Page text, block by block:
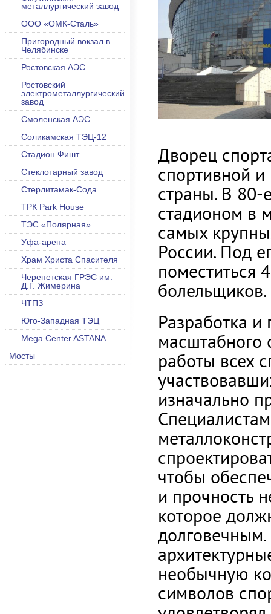
металлургический завод
ООО «ОМК-Сталь»
Пригородный вокзал в
Челябинске
Ростовская АЭС
Ростовский
электрометаллургический
завод
Смоленская АЭС
Соликамская ТЭЦ-12
Стадион Фишт
Стеклотарный завод
Стерлитамак-Сода
ТРК Park House
ТЭС «Полярная»
Уфа-арена
Храм Христа Спасителя
Черепетская ГРЭС им.
Д.Г. Жимерина
ЧТПЗ
Юго-Западная ТЭЦ
Mega Center ASTANA
Мосты
Дворец
спортивной
страны. В
стадионом в
самых
России. Под
поместиться
болельщиков.
Разработка и
масштабного
работы всех
изначально
чтобы
и прочность
которое
необычную
символов